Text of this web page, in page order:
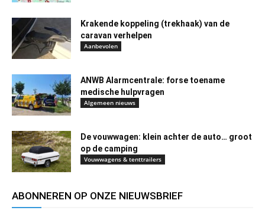
Krakende koppeling (trekhaak) van de
caravan verhelpen
Aanbevolen
ANWB Alarmcentrale: forse toename
medische hulpvragen
Algemeen nieuws
De vouwwagen: klein achter de auto… groot
op de camping
Vouwwagens & tenttrailers
ABONNEREN OP ONZE NIEUWSBRIEF